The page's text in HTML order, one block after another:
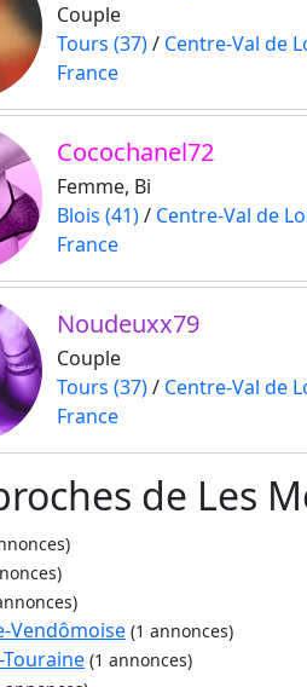
Couple
Tours (37)/ Centre-Val de
France
Cocochanel72
Femme, Bi
Blois (41)/ Centre-Val de
France
Noudeuxx79
Couple
Tours (37)/ Centre-Val de
France
de Les
Vendômoise (1 annonces)
Touraine (1 annonces)